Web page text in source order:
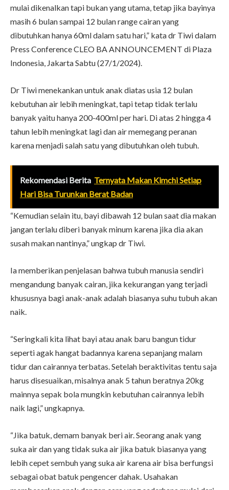
mulai dikenalkan tapi bukan yang utama, tetap jika bayinya
masih 6 bulan sampai 12 bulan range cairan yang
dibutuhkan hanya 60ml dalam satu hari,” kata dr Tiwi dalam
Press Conference CLEO BA ANNOUNCEMENT di Plaza
Indonesia, Jakarta Sabtu (27/1/2024).
Dr Tiwi menekankan untuk anak diatas usia 12 bulan
kebutuhan air lebih meningkat, tapi tetap tidak terlalu
banyak yaitu hanya 200-400ml per hari. Di atas 2 hingga 4
tahun lebih meningkat lagi dan air memegang peranan
karena menjadi salah satu yang dibutuhkan oleh tubuh.
Rekomendasi Berita Ternyata Makan Kimchi Setiap
Hari Bisa Turunkan Berat Badan
“Kemudian selain itu, bayi dibawah 12 bulan saat dia makan
jangan terlalu diberi banyak minum karena jika dia akan
susah makan nantinya,” ungkap dr Tiwi.
Ia memberikan penjelasan bahwa tubuh manusia sendiri
mengandung banyak cairan, jika kekurangan yang terjadi
khususnya bagi anak-anak adalah biasanya suhu tubuh akan
naik.
“Seringkali kita lihat bayi atau anak baru bangun tidur
seperti agak hangat badannya karena sepanjang malam
tidur dan cairannya terbatas. Setelah beraktivitas tentu saja
harus disesuaikan, misalnya anak 5 tahun beratnya 20kg
mainnya sepak bola mungkin kebutuhan cairannya lebih
naik lagi,” ungkapnya.
“Jika batuk, demam banyak beri air. Seorang anak yang
suka air dan yang tidak suka air jika batuk biasanya yang
lebih cepet sembuh yang suka air karena air bisa berfungsi
sebagai obat batuk pengencer dahak. Usahakan